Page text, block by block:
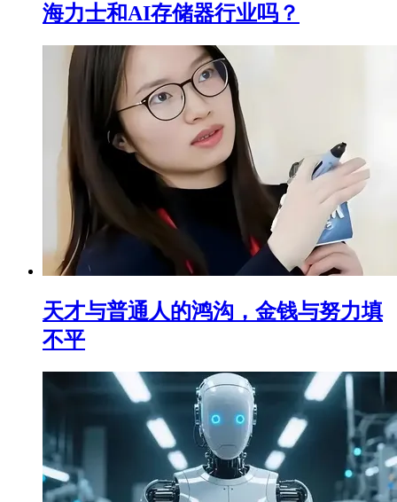
海力士和AI存储器行业吗？
天才与普通人的鸿沟，金钱与努力填
不平